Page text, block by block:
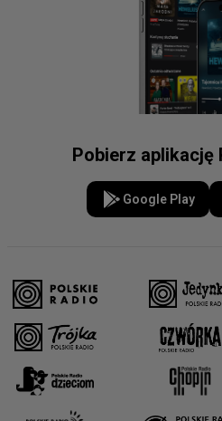
Pobierz aplikację
Google Play